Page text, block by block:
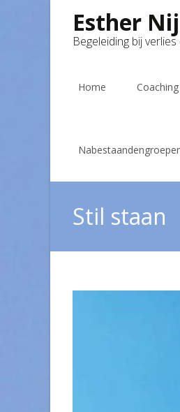
Esther
Begeleiding bij
Home
Stil staan